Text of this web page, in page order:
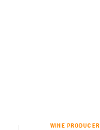
WINE PRODUCER